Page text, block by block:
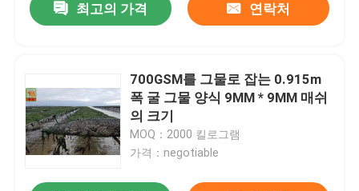
최고의 가격 연락처
700GSM를 그물로 잡는 0.915m
폭 굴 그물 양식 9MM * 9MM 매쉬
의 크기
MOQ：2000 킬로그램
가격：negotiable